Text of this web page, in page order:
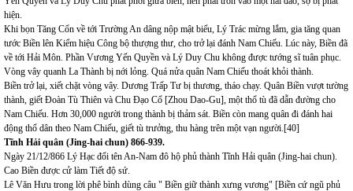
hiện.
Khi bọn Tăng Cổn về tới Trường An dâng nộp mật biểu, Lý Trác mừng lắm, gia tăng quan
tước Biền lên Kiểm hiệu Công bộ thượng thư, cho trở lại đánh Nam Chiếu. Lúc này, Biền đã
về tới Hải Môn. Phần Vương Yến Quyền và Lý Duy Chu không được tướng sĩ tuân phục.
Vòng vây quanh La Thành bị nới lỏng. Quá nửa quân Nam Chiếu thoát khỏi thành.
Biền trở lại, xiết chặt vòng vây. Dương Trấp Tư bị thương, tháo chạy. Quân Biền vượt tường
thành, giết Đoàn Tù Thiên và Chu Đạo Cổ [Zhou Dao-Gu], một thổ tù đã dẫn đường cho
Nam Chiếu. Hơn 30,000 người trong thành bị thảm sát. Biền còn mang quân đi đánh hai
động thổ dân theo Nam Chiếu, giết tù trưởng, thu hàng trên một vạn người.[40]
Tĩnh Hải quân (Jing-hai chun) 866-939.
Ngày 21/12/866 Lý Hạc đổi tên An-Nam đô hộ phủ thành Tĩnh Hải quân (Jing-hai chun).
Cao Biền được cử làm Tiết độ sứ.
Lê Văn Hưu trong lời phê bình dùng câu " Biền giữ thành xưng vương" [Biền cứ ngũ phủ